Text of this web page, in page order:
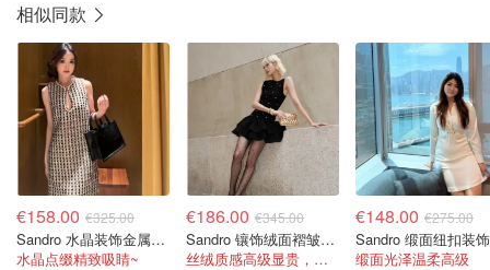
相似同款
€158.00 €325.00
Sandro 水晶装饰金属感斜纹迷你连衣裙
水晶点缀精致吸睛~
€186.00 €345.00
Sandro 镶饰绒面褶皱迷你连衣裙
丝绒质感高级显贵，荷叶边设计灵动又浪漫
€148.00 €275.00
缎面光泽温柔高级